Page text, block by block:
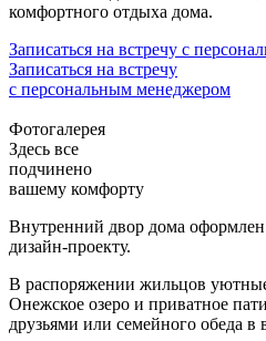
комфортного отдыха дома.
Записаться на встречу с
Записаться на встречу
с персональным менеджером
Фотогалерея
Здесь все
подчинено
вашему комфорту
Внутренний двор дома оформлен
дизайн-проекту.
В распоряжении жильцов
Онежское озеро и приватное
друзьями или семейного обеда в